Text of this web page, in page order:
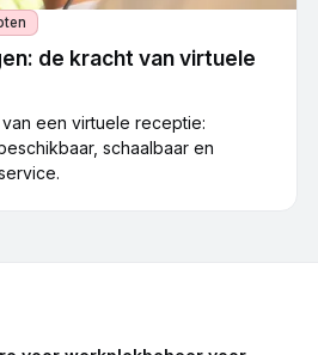
de kracht van virtuele
een virtuele receptie:
schaalbaar en